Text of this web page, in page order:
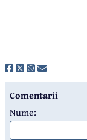
Comentarii
Nume: